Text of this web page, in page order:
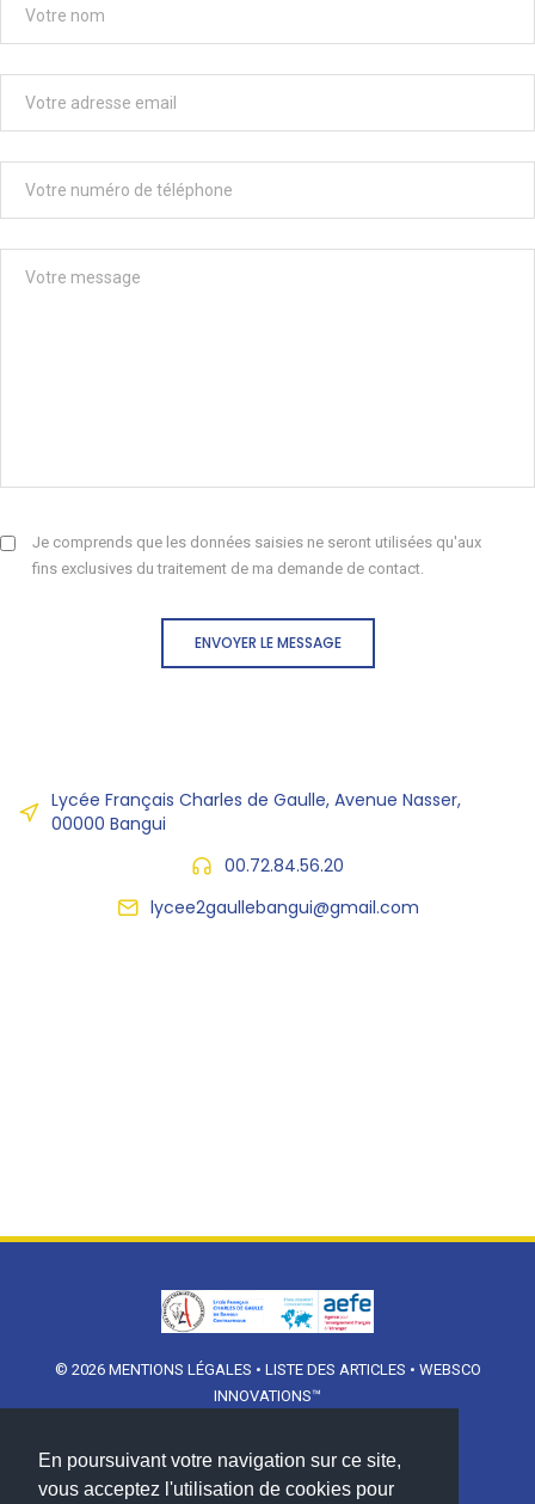
En poursuivant votre navigation sur ce site,
vous acceptez l'utilisation de cookies pour
Je comprends que les données saisies ne seront utilisées qu'aux
fins exclusives du traitement de ma demande de contact.
ENVOYER LE MESSAGE
Lycée Français Charles de Gaulle, Avenue Nasser,
00000 Bangui
00.72.84.56.20
lycee2gaullebangui@gmail.com
© 2026 MENTIONS LÉGALES • LISTE DES ARTICLES • WEBSCO
INNOVATIONS™